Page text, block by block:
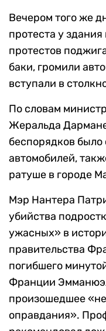
Вечером того же
протеста у
протестов
баки, громили
вступали в
По словам
Жеральда
беспорядков
автомобилей,
ратуше в городе
Мэр Нантера
убийства
ужасных» в
правительства
погибшего
Франции
произошедшее
оправдания».